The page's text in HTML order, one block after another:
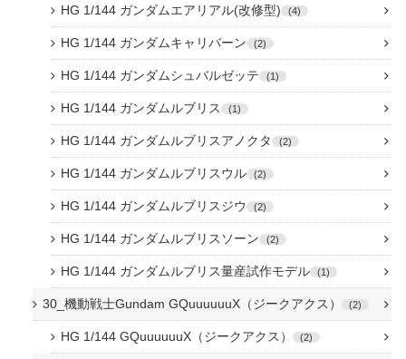
HG 1/144 ガンダムエアリアル(改修型) 4
HG 1/144 ガンダムキャリバーン 2
HG 1/144 ガンダムシュバルゼッテ 1
HG 1/144 ガンダムルブリス 1
HG 1/144 ガンダムルブリスアノクタ 2
HG 1/144 ガンダムルブリスウル 2
HG 1/144 ガンダムルブリスジウ 2
HG 1/144 ガンダムルブリスソーン 2
HG 1/144 ガンダムルブリス量産試作モデル 1
30_機動戦士Gundam GQuuuuuuX（ジークアクス） 2
HG 1/144 GQuuuuuuX（ジークアクス） 2